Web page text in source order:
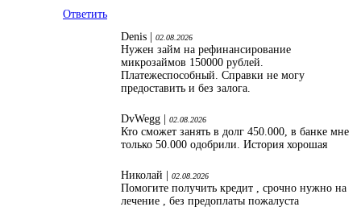
Ответить
Denis | 02.08.2026
Нужен займ на рефинансирование
микрозаймов 150000 рублей.
Платежеспособный. Справки не могу
предоставить и без залога.
DvWegg | 02.08.2026
Кто сможет занять в долг 450.000, в банке мне
только 50.000 одобрили. История хорошая
Николай | 02.08.2026
Помогите получить кредит , срочно нужно на
лечение , без предоплаты пожалуста